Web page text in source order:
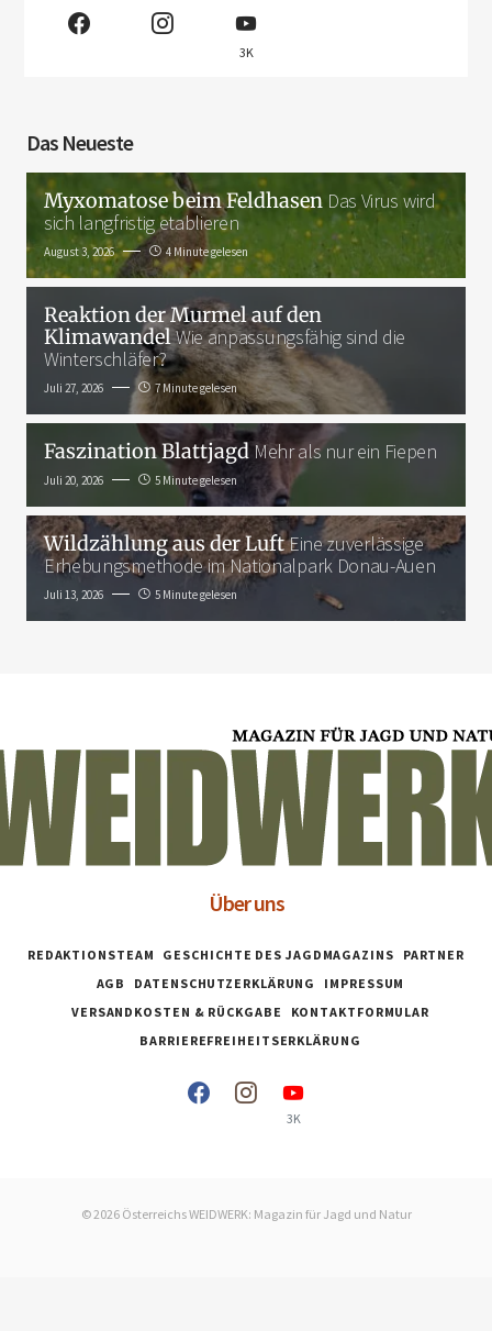
3K
Das Neueste
Myxomatose beim Feldhasen Das Virus wird
sich langfristig etablieren
August 3, 2026 4 Minute gelesen
Reaktion der Murmel auf den
KlimawandelWie anpassungsfähig sind die
Winterschläfer?
Juli 27, 2026 7 Minute gelesen
Faszination BlattjagdMehr als nur ein Fiepen
Juli 20, 2026 5 Minute gelesen
Wildzählung aus der LuftEine zuverlässige
Erhebungsmethode im Nationalpark Donau-Auen
Juli 13, 2026 5 Minute gelesen
Über uns
REDAKTIONSTEAM GESCHICHTE DES JAGDMAGAZINS
PARTNER
AGB
DATENSCHUTZERKLÄRUNG
IMPRESSUM
VERSANDKOSTEN & RÜCKGABE
KONTAKTFORMULAR
BARRIEREFREIHEITSERKLÄRUNG
3K
© 2026 Österreichs WEIDWERK: Magazin für Jagd und Natur